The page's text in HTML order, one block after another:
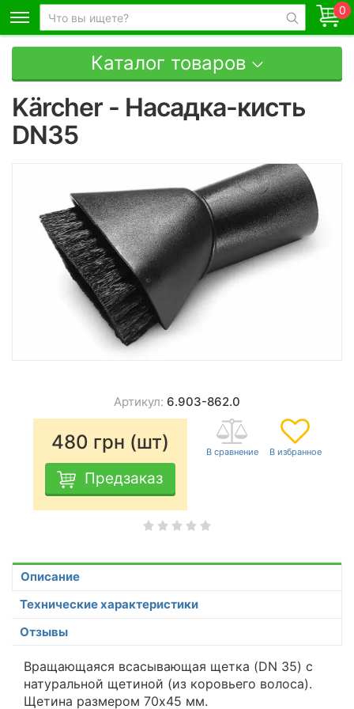
0
Каталог товаров
Kärcher - Насадка-кисть
DN35
Артикул: 6.903-862.0
480 грн (шт)
Предзаказ
Описание
Технические характеристики
Отзывы
Вращающаяся всасывающая щетка (DN 35) с
натуральной щетиной (из коровьего волоса).
Щетина размером 70х45 мм.